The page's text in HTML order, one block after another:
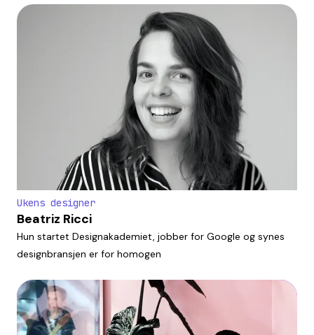
Ukens designer
Beatriz Ricci
Hun startet Designakademiet, jobber for Google og synes
designbransjen er for homogen